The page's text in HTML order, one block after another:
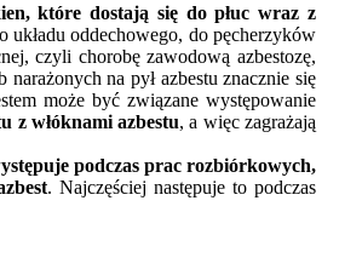
które dostają się do płuc wraz z
układu oddechowego, do pęcherzyków
czyli chorobę zawodową azbestozę,
na pył azbestu znacznie się
może być związane występowanie
z włóknami azbestu, a więc zagrażają
podczas prac rozbiórkowych,
. Najczęściej następuje to podczas